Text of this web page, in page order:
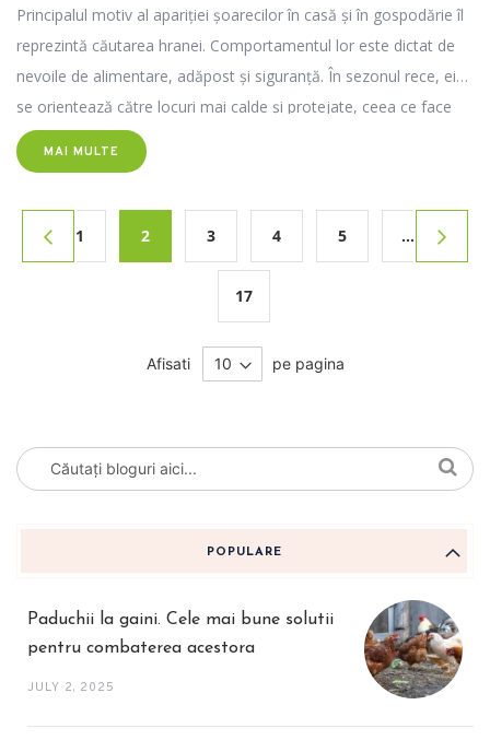
Principalul motiv al apariției șoarecilor în casă și în gospodărie îl
reprezintă căutarea hranei. Comportamentul lor este dictat de
nevoile de alimentare, adăpost și siguranță. În sezonul rece, ei
se orientează către locuri mai calde și protejate, ceea ce face
casa, depozitele sau clădirile fermei zone atrăgătoare. Găsești și
recomandări de produse de la Super Farm Land, care să te ajute
MAI MULTE
Pagina
Pagina
AnteriorPagina
1 in acest moment cititi pagina
2 Pagina
3 Pagina
4 Pagina
5 ...
Pagina
17
Afisati pe pagina
POPULARE
Paduchii la gaini. Cele mai bune solutii
pentru combaterea acestora
JULY 2, 2025